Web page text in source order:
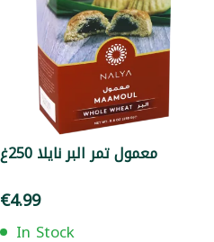
معمول تمر البر نايلا 250غ
€4.99
In Stock